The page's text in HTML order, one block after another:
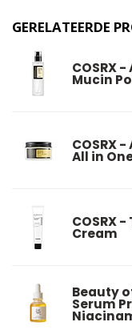
GERELATEERDE
COSRX
Mucin
COSRX
All in
COSRX -
Cream
Beauty
Serum